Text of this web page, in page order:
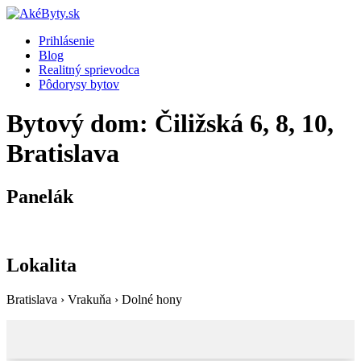
Prihlásenie
Blog
Realitný sprievodca
Pôdorysy bytov
Bytový dom: Čiližská 6, 8, 10,
Bratislava
Panelák
Lokalita
Bratislava › Vrakuňa › Dolné hony